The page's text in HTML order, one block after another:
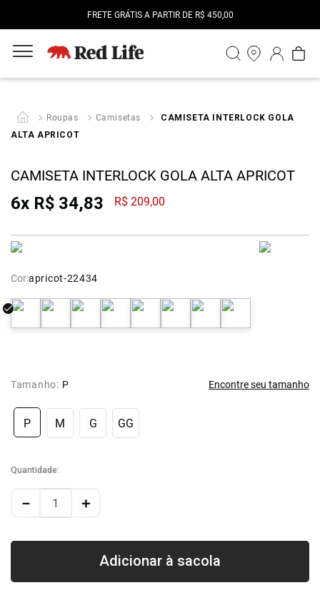
FRETE GRÁTIS A PARTIR DE R$ 450,00
Roupas Camisetas
CAMISETA INTERLOCK GOLA
ALTA APRICOT
CAMISETA INTERLOCK GOLA ALTA APRICOT
6x R$ 34,83 R$ 209,00
Cor:apricot-22434
Tamanho: P Encontre seu tamanho
P M G GG
Quantidade
＋
－